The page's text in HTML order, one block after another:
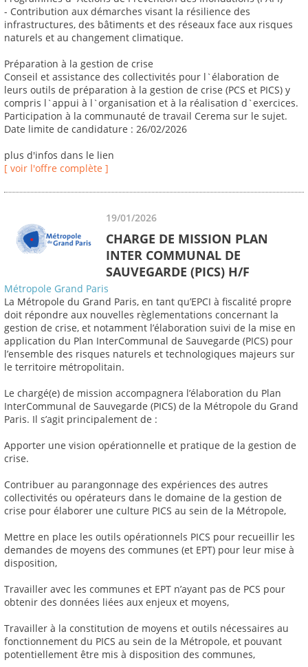
- Contribution aux démarches visant la résilience des
infrastructures, des bâtiments et des réseaux face aux risques
naturels et au changement climatique.
Préparation à la gestion de crise
Conseil et assistance des collectivités pour l`élaboration de
leurs outils de préparation à la gestion de crise (PCS et PICS) y
compris l`appui à l`organisation et à la réalisation d`exercices.
Participation à la communauté de travail Cerema sur le sujet.
Date limite de candidature : 26/02/2026
plus d'infos dans le lien
[ voir l'offre complète ]
19/01/2026
CHARGE DE MISSION PLAN
INTER COMMUNAL DE
SAUVEGARDE (PICS) H/F
Métropole Grand Paris
La Métropole du Grand Paris, en tant qu’EPCI à fiscalité propre
doit répondre aux nouvelles règlementations concernant la
gestion de crise, et notamment l’élaboration suivi de la mise en
application du Plan InterCommunal de Sauvegarde (PICS) pour
l’ensemble des risques naturels et technologiques majeurs sur
le territoire métropolitain.
Le chargé(e) de mission accompagnera l’élaboration du Plan
InterCommunal de Sauvegarde (PICS) de la Métropole du Grand
Paris. Il s’agit principalement de :
Apporter une vision opérationnelle et pratique de la gestion de
crise.
Contribuer au parangonnage des expériences des autres
collectivités ou opérateurs dans le domaine de la gestion de
crise pour élaborer une culture PICS au sein de la Métropole,
Mettre en place les outils opérationnels PICS pour recueillir les
demandes de moyens des communes (et EPT) pour leur mise à
disposition,
Travailler avec les communes et EPT n’ayant pas de PCS pour
obtenir des données liées aux enjeux et moyens,
Travailler à la constitution de moyens et outils nécessaires au
fonctionnement du PICS au sein de la Métropole, et pouvant
potentiellement être mis à disposition des communes,